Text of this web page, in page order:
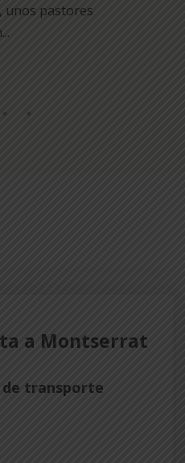
unos pastores
a Montserrat
de transporte